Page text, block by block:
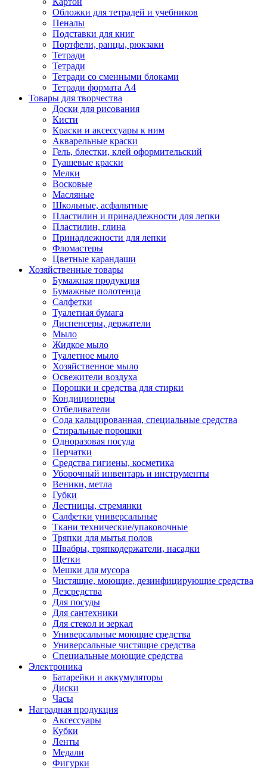
Обложки для тетрадей и учебников
Пеналы
Подставки для книг
Портфели, ранцы, рюкзаки
Тетради
Тетради
Тетради со сменными блоками
Тетради формата А4
Товары для творчества
Доски для рисования
Кисти
Краски и аксессуары к ним
Акварельные краски
Гель, блестки, клей оформительский
Гуашевые краски
Мелки
Восковые
Масляные
Школьные, асфальтные
Пластилин и принадлежности для лепки
Пластилин, глина
Принадлежности для лепки
Фломастеры
Цветные карандаши
Хозяйственные товары
Бумажная продукция
Бумажные полотенца
Салфетки
Туалетная бумага
Диспенсеры, держатели
Мыло
Жидкое мыло
Туалетное мыло
Хозяйственное мыло
Освежители воздуха
Порошки и средства для стирки
Кондиционеры
Отбеливатели
Сода кальцированная, специальные средства
Стиральные порошки
Одноразовая посуда
Перчатки
Средства гигиены, косметика
Уборочный инвентарь и инструменты
Веники, метла
Губки
Лестницы, стремянки
Салфетки универсальные
Ткани технические/упаковочные
Тряпки для мытья полов
Швабры, тряпкодержатели, насадки
Щетки
Мешки для мусора
Чистящие, моющие, дезинфицирующие средства
Дезсредства
Для посуды
Для сантехники
Для стекол и зеркал
Универсальные моющие средства
Универсальные чистящие средства
Специальные моющие средства
Электроника
Батарейки и аккумуляторы
Диски
Часы
Наградная продукция
Аксессуары
Кубки
Ленты
Медали
Фигурки